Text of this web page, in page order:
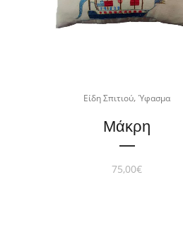
Είδη Σπιτιού,Ύφασμα
Μάκρη
75,00€